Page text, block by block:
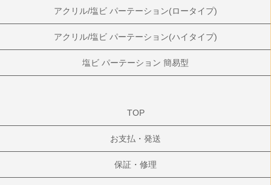
アクリル/塩ビ パーテーション(ロータイプ)
アクリル/塩ビ パーテーション(ハイタイプ)
塩ビ パーテーション 簡易型
TOP
お支払・発送
保証・修理